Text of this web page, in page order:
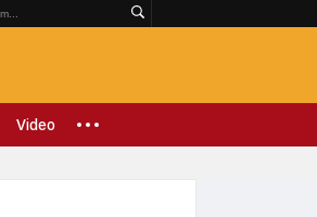
Video